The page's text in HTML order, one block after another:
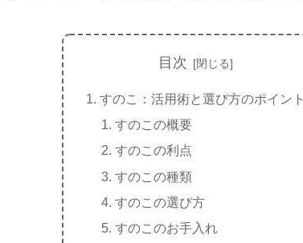
目次
すのこ：活用術と選び方のポイント
すのこの概要
すのこの利点
すのこの種類
すのこの選び方
すのこのお手入れ